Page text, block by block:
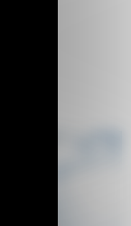
Cat sur
l'efficacité de
en temps
paramètres de
le